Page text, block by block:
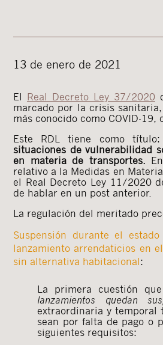
13 de enero de 2021
El Real Decreto Ley 37/2020
marcado por la crisis sanitaria,
más conocido como COVID-
Este RDL tiene como título:
situaciones de vulnerabilidad
en materia de transportes.
relativo a la Medidas en
el Real Decreto Ley 11/2020
de hablar en un post anterior.
La regulación del meritado
Suspensión durante el
lanzamiento arrendaticios en
sin alternativa habitacional:
La primera cuestión
lanzamientos quedan
extraordinaria y temporal
sean por falta de pago o
siguientes requisitos: